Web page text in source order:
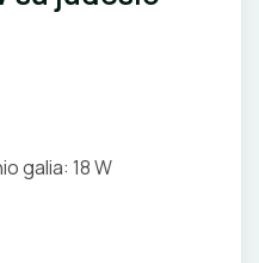
sistemos
sistemos
lempos
LIZDAI
galia: 18 W